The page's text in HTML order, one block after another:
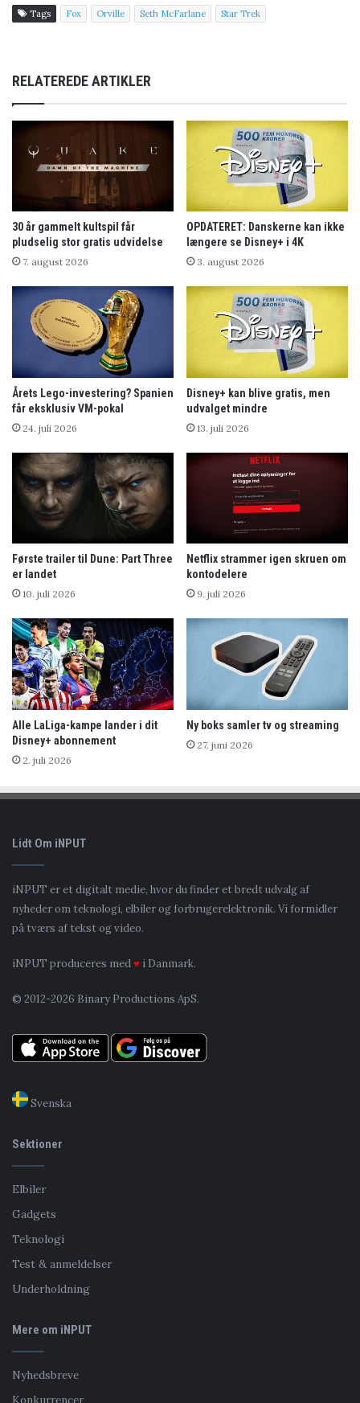
Tags Fox Orville Seth McFarlane Star Trek
RELATEREDE ARTIKLER
30 år gammelt kultspil får
pludselig stor gratis udvidelse
7. august 2026
OPDATERET: Danskerne kan ikke
længere se Disney+ i 4K
3. august 2026
Årets Lego-investering? Spanien
får eksklusiv VM-pokal
24. juli 2026
Disney+ kan blive gratis, men
udvalget mindre
13. juli 2026
Første trailer til Dune: Part Three
er landet
10. juli 2026
Netflix strammer igen skruen om
kontodelere
9. juli 2026
Alle LaLiga-kampe lander i dit
Disney+ abonnement
2. juli 2026
Ny boks samler tv og streaming
27. juni 2026
Lidt Om iNPUT
iNPUT er et digitalt medie, hvor du finder et bredt udvalg af
nyheder om teknologi, elbiler og forbrugerelektronik. Vi formidler
på tværs af tekst og video.
iNPUT produceres med♥ i Danmark.
© 2012-2026 Binary Productions ApS.
Svenska
Sektioner
Elbiler
Gadgets
Teknologi
Test & anmeldelser
Underholdning
Mere om iNPUT
Nyhedsbreve
Konkurrencer